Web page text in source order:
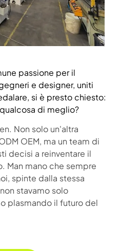
passione per il
e designer, uniti
si è presto chiesto:
di meglio?
Non solo un'altra
OEM, ma un team di
decisi a reinventare il
Man mano che sempre
spinte dalla stessa
stavamo solo
plasmando il futuro del